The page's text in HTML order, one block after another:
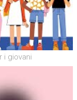
i giovani